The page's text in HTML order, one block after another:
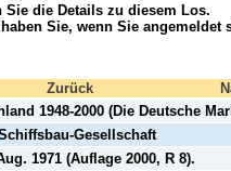
Sie die Details zu diesem Los.
Sie, wenn Sie angemeldet
Zurück
1948-2000 (Die Deutsche
Gesellschaft
1971 (Auflage 2000, R 8).